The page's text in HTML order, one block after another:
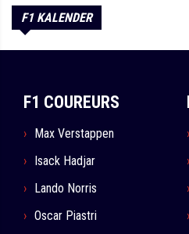
F1 KALENDER
F1 COUREURS
Max Verstappen
Isack Hadjar
Lando Norris
Oscar Piastri